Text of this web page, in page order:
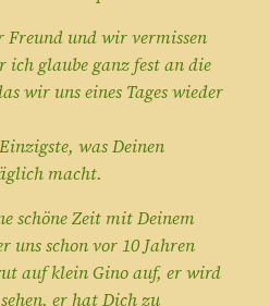
und wir vermissen
ich glaube ganz fest an die
wir uns eines Tages wieder
was Deinen
macht.
schöne Zeit mit Deinem
uns schon vor 10 Jahren
auf klein Gino auf, er wird
er hat Dich zu